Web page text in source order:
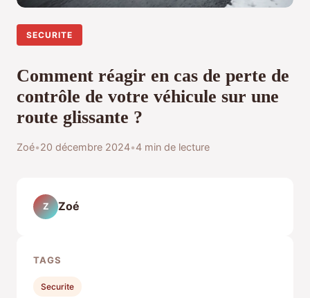
SECURITE
Comment réagir en cas de perte de
contrôle de votre véhicule sur une
route glissante ?
Zoé•20 décembre 2024•4 min de lecture
Z Zoé
TAGS
Securite